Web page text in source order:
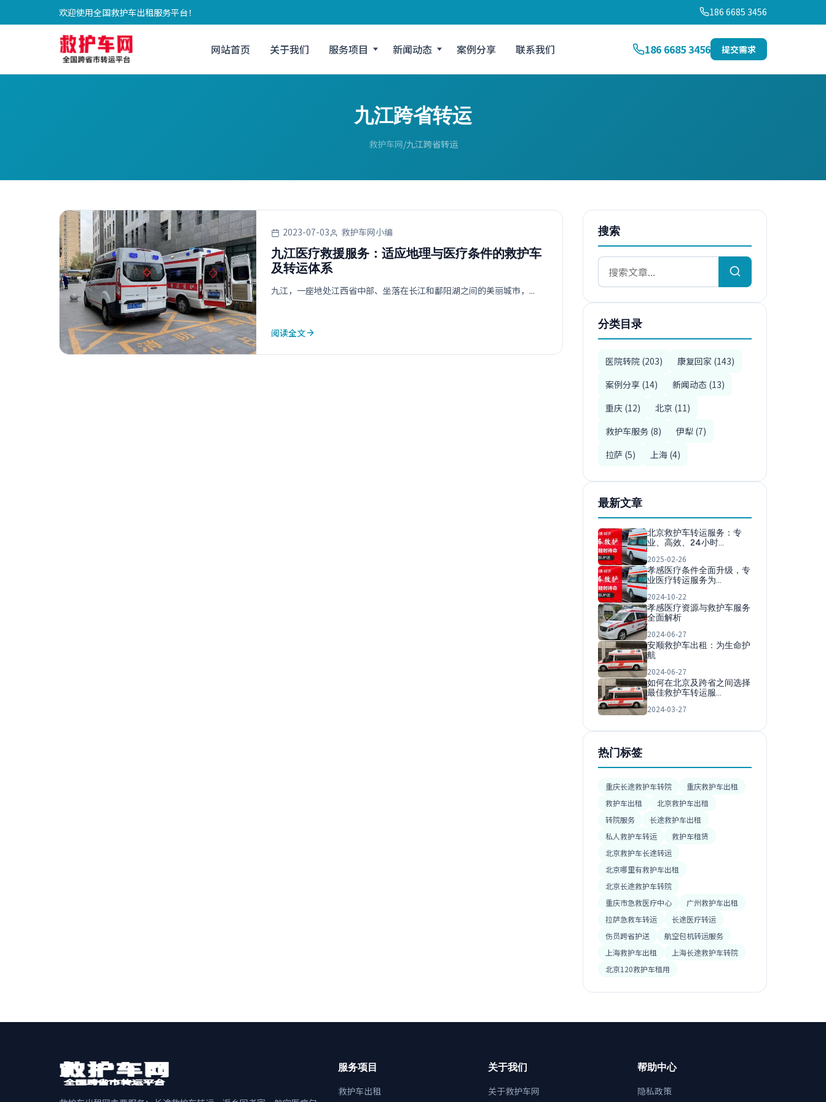
欢迎使用全国救护车出租服务平台！ 186 6685 3456
网站首页 关于我们 服务项目 新闻动态 案例分享 联系我们 186 6685 3456 提交需求
九江跨省转运
救护车网 九江跨省转运
2023-07-03 救护车网小编
九江医疗救援服务：适应地理与医疗条件的救护车
及转运体系
九江，一座地处江西省中部、坐落在长江和鄱阳湖之间的美丽城市，...
阅读全文
搜索
分类目录
医院转院 (203)
康复回家 (143)
案例分享 (14)
新闻动态 (13)
重庆 (12)
北京 (11)
救护车服务 (8)
伊犁 (7)
拉萨 (5)
上海 (4)
最新文章
北京救护车转运服务：专
业、高效、24小时…
2025-02-26
孝感医疗条件全面升级，专
业医疗转运服务为…
2024-10-22
孝感医疗资源与救护车服务
全面解析
2024-06-27
安顺救护车出租：为生命护
航
2024-06-27
如何在北京及跨省之间选择
最佳救护车转运服…
2024-03-27
热门标签
重庆长途救护车转院
重庆救护车出租
救护车出租
北京救护车出租
转院服务
长途救护车出租
私人救护车转运
救护车租赁
北京救护车长途转运
北京哪里有救护车出租
北京长途救护车转院
重庆市急救医疗中心
广州救护车出租
拉萨急救车转运
长途医疗转运
伤员跨省护送
航空包机转运服务
上海救护车出租
上海长途救护车转院
北京120救护车租用
服务项目
救护车出租
关于我们
关于救护车网
帮助中心
隐私政策